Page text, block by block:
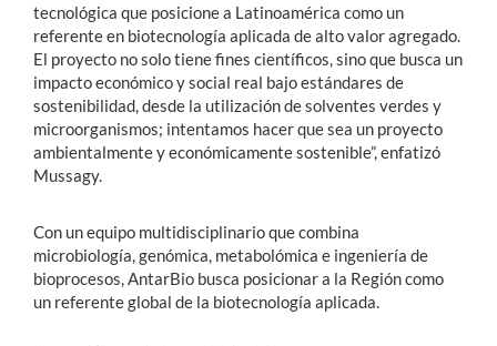
tecnológica que posicione a Latinoamérica como un
referente en biotecnología aplicada de alto valor agregado.
El proyecto no solo tiene fines científicos, sino que busca un
impacto económico y social real bajo estándares de
sostenibilidad, desde la utilización de solventes verdes y
microorganismos; intentamos hacer que sea un proyecto
ambientalmente y económicamente sostenible”, enfatizó
Mussagy.
Con un equipo multidisciplinario que combina
microbiología, genómica, metabolómica e ingeniería de
bioprocesos, AntarBio busca posicionar a la Región como
un referente global de la biotecnología aplicada.